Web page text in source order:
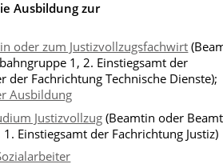
Ausbildung zur
oder zum Justizvollzugsfachwirt
1, 2. Einstiegsamt der
der Fachrichtung Technische Dienste);
Ausbildung
Justizvollzug (Beamtin oder
Einstiegsamt der Fachrichtung Justiz)